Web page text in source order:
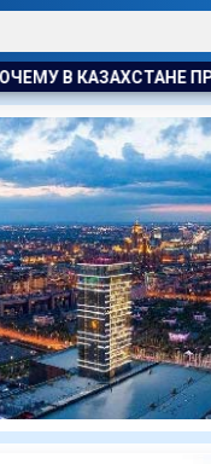
ЦЕНЫ НА